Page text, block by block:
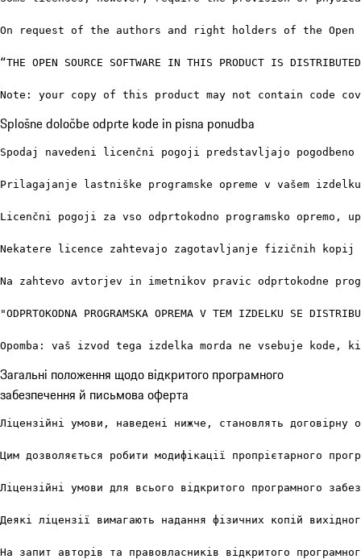
On request of the authors and right holders of the
“THE OPEN SOURCE SOFTWARE IN THIS PRODUCT IS
Note: your copy of this product may not contain code
Splošne določbe odprte kode in pisna ponudba
Spodaj navedeni licenčni pogoji predstavljajo
Prilagajanje lastniške programske opreme v vašem
Licenčni pogoji za vso odprtokodno programsko
Nekatere licence zahtevajo zagotavljanje fizičnih
Na zahtevo avtorjev in imetnikov pravic odprtokodne
"ODPRTOKODNA PROGRAMSKA OPREMA V TEM IZDELKU SE
Opomba: vaš izvod tega izdelka morda ne vsebuje
Загальні положення щодо відкритого програмного
забезпечення й письмова оферта
Ліцензійні умови, наведені нижче, становлять
Цим дозволяється робити модифікації пропрієтарного
Ліцензійні умови для всього відкритого програмного
Деякі ліцензії вимагають надання фізичних копій
На запит авторів та правовласників відкритого